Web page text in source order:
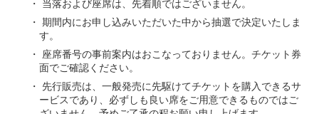
当落および座席は、先着順ではございません。
期間内にお申し込みいただいた中から抽選で決定いたしま
す。
座席番号の事前案内はおこなっておりません。チケット券
面でご確認ください。
先行販売は、一般発売に先駆けてチケットを購入できるサ
ービスであり、必ずしも良い席をご用意できるものではご